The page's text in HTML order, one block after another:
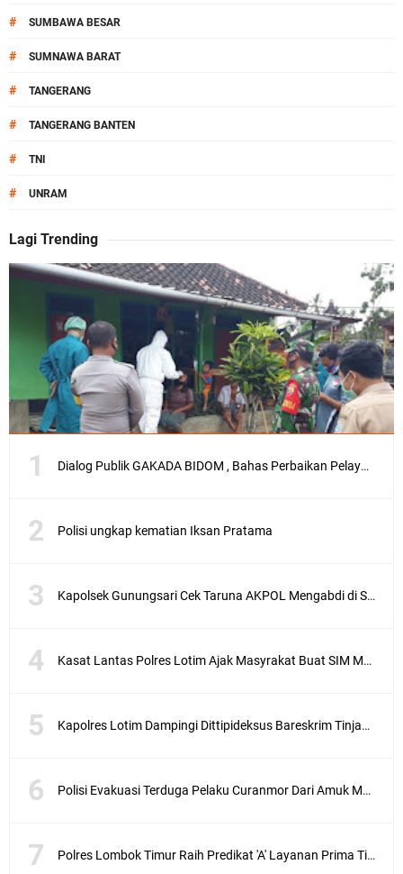
# SUMBAWA BESAR
# SUMNAWA BARAT
# TANGERANG
# TANGERANG BANTEN
# TNI
# UNRAM
Lagi Trending
Dialog Publik GAKADA BIDOM , Bahas Perbaikan Pelayanan Medis di NTB
Polisi ungkap kematian Iksan Pratama
Kapolsek Gunungsari Cek Taruna AKPOL Mengabdi di SRD 4
Kasat Lantas Polres Lotim Ajak Masyrakat Buat SIM Melalui SATPAS Bukan Calo
Kapolres Lotim Dampingi Dittipideksus Bareskrim Tinjau Sentra Bawah Putih Sembalun
Polisi Evakuasi Terduga Pelaku Curanmor Dari Amuk Masa
Polres Lombok Timur Raih Predikat 'A' Layanan Prima Tingkat Polres Jajaran